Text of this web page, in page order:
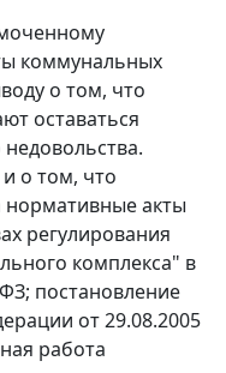
коммунальных
о том, что
оставаться
и о том, что
нормативные акты
регулирования
комплекса" в
постановление
от 29.08.2005
работа